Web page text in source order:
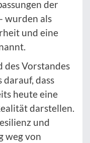
der
wurden als
und eine
des Vorstandes
dass
heute eine
darstellen.
und
weg von